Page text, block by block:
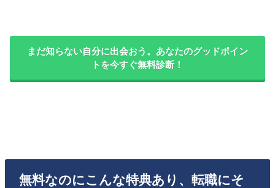
まだ知らない自分に出会おう。あなたのグッドポイン
トを今すぐ無料診断！
無料なのにこんな特典あり、転職にそ